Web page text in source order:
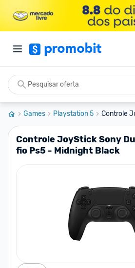
Games Playstation 5 Controle
Controle JoyStick Sony
fio Ps5 - Midnight Black